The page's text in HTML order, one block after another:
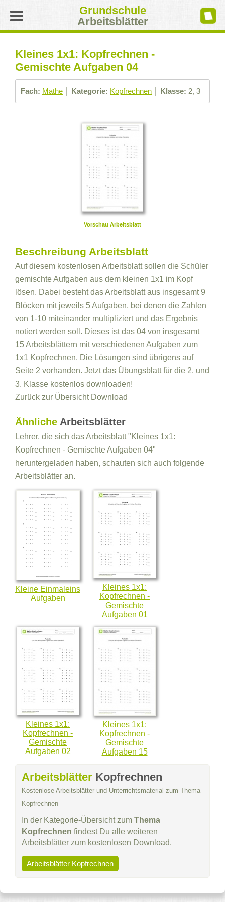
Grundschule
Arbeitsblätter
Kleines 1x1: Kopfrechnen -
Gemischte Aufgaben 04
Fach: Mathe Kategorie: Kopfrechnen Klasse: 2, 3
Vorschau Arbeitsblatt
Beschreibung Arbeitsblatt
Auf diesem kostenlosen Arbeitsblatt sollen die Schüler
gemischte Aufgaben aus dem kleinen 1x1 im Kopf
lösen. Dabei besteht das Arbeitsblatt aus insgesamt 9
Blöcken mit jeweils 5 Aufgaben, bei denen die Zahlen
von 1-10 miteinander multipliziert und das Ergebnis
notiert werden soll. Dieses ist das 04 von insgesamt
15 Arbeitsblättern mit verschiedenen Aufgaben zum
1x1 Kopfrechnen. Die Lösungen sind übrigens auf
Seite 2 vorhanden. Jetzt das Übungsblatt für die 2. und
3. Klasse kostenlos downloaden!
Zurück zur Übersicht Download
Ähnliche Arbeitsblätter
Lehrer, die sich das Arbeitsblatt "Kleines 1x1:
Kopfrechnen - Gemischte Aufgaben 04"
heruntergeladen haben, schauten sich auch folgende
Arbeitsblätter an.
Kleine Einmaleins
Aufgaben
Kleines 1x1:
Kopfrechnen -
Gemischte
Aufgaben 01
Kleines 1x1:
Kopfrechnen -
Gemischte
Aufgaben 02
Kleines 1x1:
Kopfrechnen -
Gemischte
Aufgaben 15
Arbeitsblätter Kopfrechnen
Kostenlose Arbeitsblätter und Unterrichtsmaterial zum Thema
Kopfrechnen
In der Kategorie-Übersicht zum Thema
Kopfrechnen findest Du alle weiteren
Arbeitsblätter zum kostenlosen Download.
Arbeitsblätter Kopfrechnen